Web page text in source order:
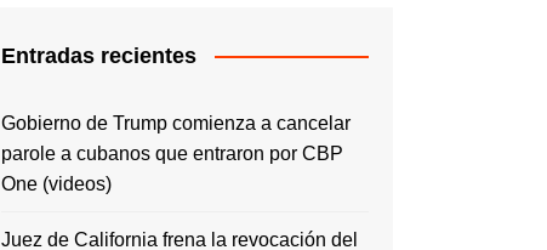
Entradas recientes
Gobierno de Trump comienza a cancelar
parole a cubanos que entraron por CBP
One (videos)
Juez de California frena la revocación del